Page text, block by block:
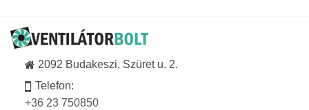
2092 Budakeszi, Szüret u. 2.
Telefon:
+36 23 750850